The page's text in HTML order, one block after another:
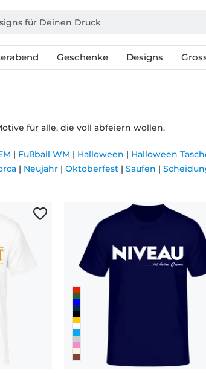
Geschenke Designs
für alle, die voll abfeiern wollen.
| Fußball WM | Halloween | Halloween
| Neujahr | Oktoberfest | Saufen |